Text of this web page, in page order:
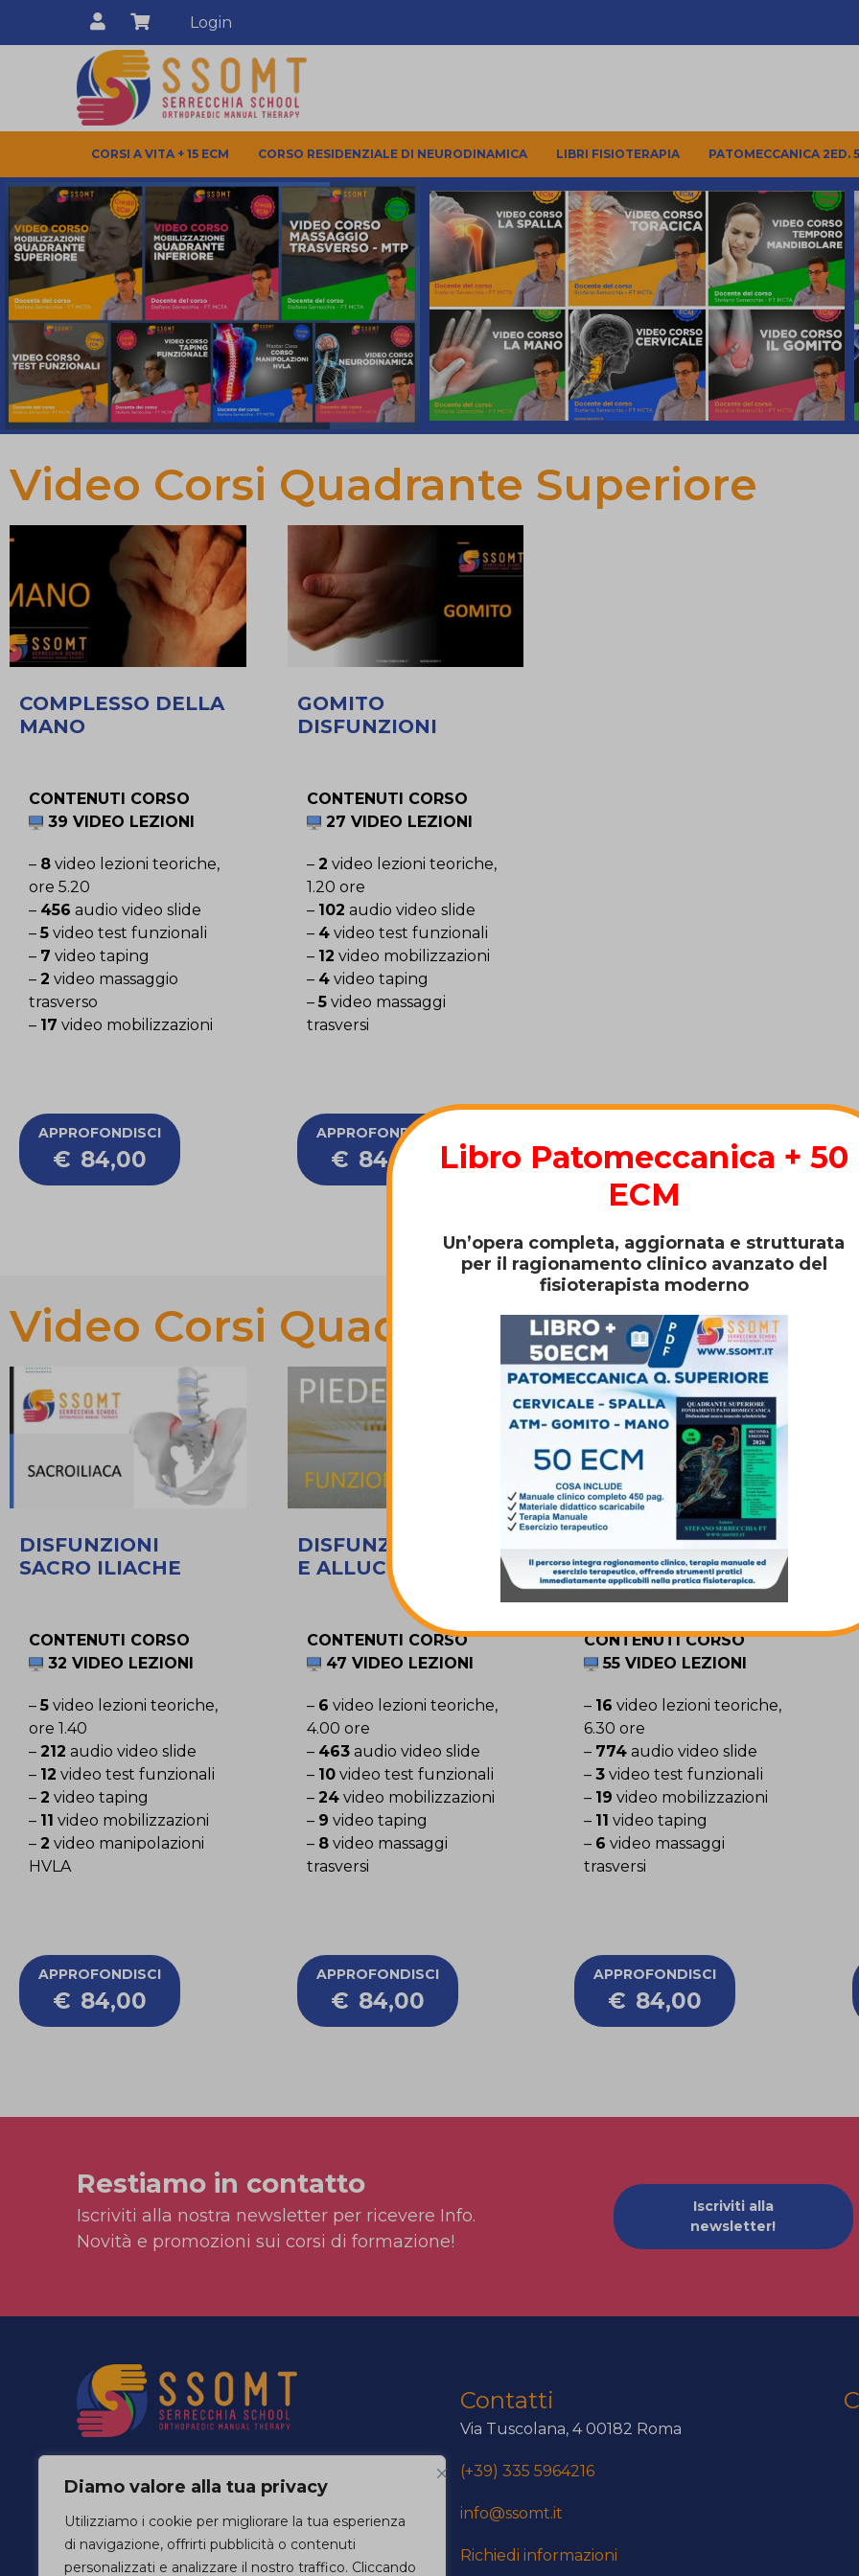
Diamo valore alla tua privacy
Utilizziamo i cookie per migliorare la tua esperienza
di navigazione, offrirti pubblicità o contenuti
personalizzati e analizzare il nostro traffico. Cliccando
Login
CORSI A VITA + 15 ECM CORSO RESIDENZIALE DI NEURODINAMICA LIBRI FISIOTERAPIA PATOMECCANICA 2ED.
Video Corsi Quadrante Superiore
COMPLESSO DELLA
MANO
CONTENUTI CORSO
39 VIDEO LEZIONI
– 8 video lezioni teoriche,
ore 5.20
– 456 audio video slide
– 5 video test funzionali
– 7 video taping
– 2 video massaggio
trasverso
– 17 video mobilizzazioni
APPROFONDISCI
€ 84,00
GOMITO
DISFUNZIONI
CONTENUTI CORSO
27 VIDEO LEZIONI
– 2 video lezioni teoriche,
1.20 ore
– 102 audio video slide
– 4video test funzionali
– 12 video mobilizzazioni
– 4video taping
– 5video massaggi
trasversi
APPROFONDISCI
€ 84,00
Video Corsi Quadrante Inferiore
DISFUNZIONI
SACRO ILIACHE
CONTENUTI CORSO
32 VIDEO LEZIONI
– 5 video lezioni teoriche,
ore 1.40
– 212 audio video slide
– 12 video test funzionali
– 2 video taping
– 11 video mobilizzazioni
– 2 video manipolazioni
HVLA
APPROFONDISCI
€ 84,00
DISFUNZIONI PIEDE
E ALLUCE
CONTENUTI CORSO
47 VIDEO LEZIONI
– 6 video lezioni teoriche,
4.00 ore
– 463audio video slide
– 10video test funzionali
– 24video mobilizzazioni
– 9 video taping
– 8video massaggi
trasversi
APPROFONDISCI
€ 84,00
GINOCCHIO
CONTENUTI CORSO
55 VIDEO LEZIONI
– 16 video lezioni teoriche,
6.30 ore
– 774 audio video slide
– 3 video test funzionali
– 19 video mobilizzazioni
– 11 video taping
– 6 video massaggi
trasversi
APPROFONDISCI
€ 84,00
Restiamo in contatto
Iscriviti alla nostra newsletter per ricevere Info.
Novità e promozioni sui corsi di formazione!
Iscriviti alla
newsletter!
Therapy offre Master Residenziali
Corsi Online in riabilitazione con rilascio
crediti ECM.
Contatti
Via Tuscolana, 4 00182 Roma
(+39) 335 5964216
info@ssomt.it
Richiedi informazioni
Libro Patomeccanica + 50
ECM
Un’opera completa, aggiornata e strutturata
per il ragionamento clinico avanzato del
fisioterapista moderno